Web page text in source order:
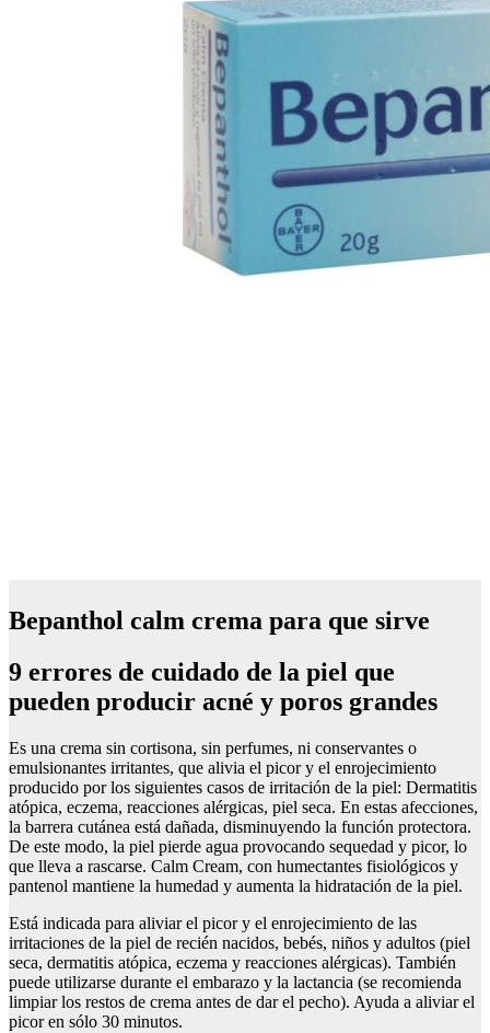
Bepanthol calm crema para que sirve
9 errores de cuidado de la piel que
pueden producir acné y poros grandes
Es una crema sin cortisona, sin perfumes, ni conservantes o
emulsionantes irritantes, que alivia el picor y el enrojecimiento
producido por los siguientes casos de irritación de la piel: Dermatitis
atópica, eczema, reacciones alérgicas, piel seca. En estas afecciones,
la barrera cutánea está dañada, disminuyendo la función protectora.
De este modo, la piel pierde agua provocando sequedad y picor, lo
que lleva a rascarse. Calm Cream, con humectantes fisiológicos y
pantenol mantiene la humedad y aumenta la hidratación de la piel.
Está indicada para aliviar el picor y el enrojecimiento de las
irritaciones de la piel de recién nacidos, bebés, niños y adultos (piel
seca, dermatitis atópica, eczema y reacciones alérgicas). También
puede utilizarse durante el embarazo y la lactancia (se recomienda
limpiar los restos de crema antes de dar el pecho). Ayuda a aliviar el
picor en sólo 30 minutos.